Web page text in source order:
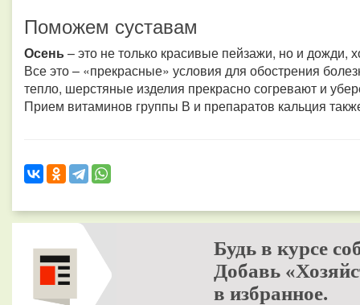
Поможем суставам
Осень– это не только красивые пейзажи, но и
Все это – «прекрасные» условия для обострения
тепло, шерстяные изделия прекрасно согревают и
Прием витаминов группы В и препаратов кальция
Будь в курсе
Добавь
в избранное.